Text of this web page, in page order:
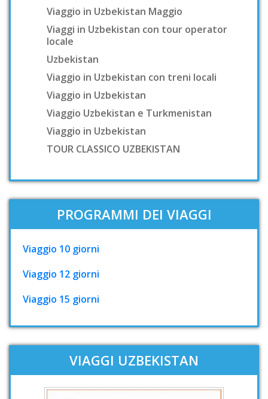
Viaggio in Uzbekistan Maggio
Viaggi in Uzbekistan con tour operator
locale
Uzbekistan
Viaggio in Uzbekistan con treni locali
Viaggio in Uzbekistan
Viaggio Uzbekistan e Turkmenistan
Viaggio in Uzbekistan
TOUR CLASSICO UZBEKISTAN
PROGRAMMI DEI VIAGGI
Viaggio 10 giorni
Viaggio 12 giorni
Viaggio 15 giorni
VIAGGI UZBEKISTAN